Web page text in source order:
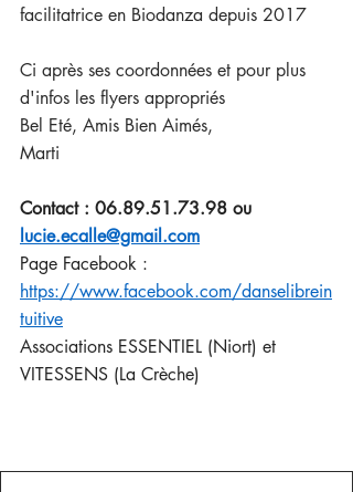
facilitatrice en Biodanza depuis 2017
Ci après ses coordonnées et pour plus
d'infos les flyers appropriés
Bel Eté, Amis Bien Aimés,
Marti
Contact : 06.89.51.73.98 ou
lucie.ecalle@gmail.com
Page Facebook :
https://www.facebook.com/danselibrein
tuitive
Associations ESSENTIEL (Niort) et
VITESSENS (La Crèche)